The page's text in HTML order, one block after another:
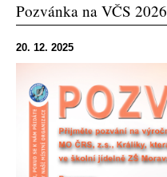
Pozvánka na VČS 2026
20. 12. 2025